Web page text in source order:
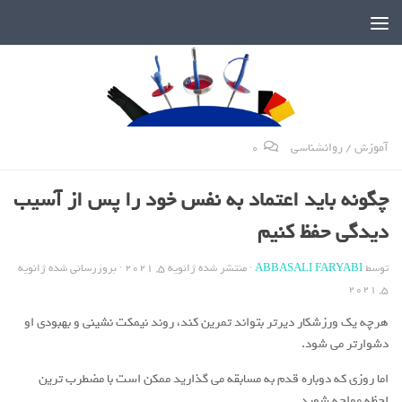
آموزش/ روانشناسی 0
چگونه باید اعتماد به نفس خود را پس از آسیب
دیدگی حفظ کنیم
توسطABBASALI FARYABI · منتشر شدهژانویه 5, 2021 · بروزرسانی شدهژانویه
5, 2021
هرچه یک ورزشکار دیرتر بتواند تمرین کند، روند نیمکت نشینی و بهبودی او
دشوارتر می شود.
اما روزی که دوباره قدم به مسابقه می گذارید ممکن است با مضطرب ترین